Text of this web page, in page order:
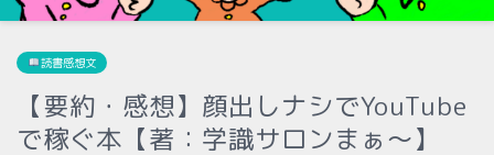
読書感想文
【要約・感想】顔出しナシでYouTube
で稼ぐ本【著：学識サロンまぁ〜】